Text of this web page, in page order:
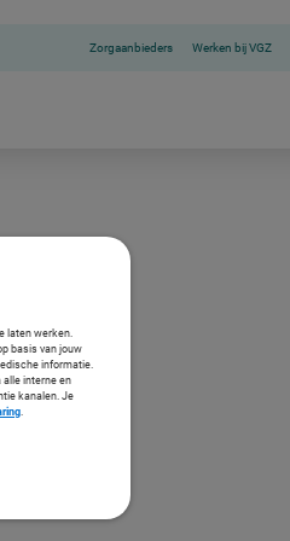
Zorgaanbieders Werken bij VGZ
laten werken.
basis van jouw
informatie.
alle interne en
kanalen. Je
.